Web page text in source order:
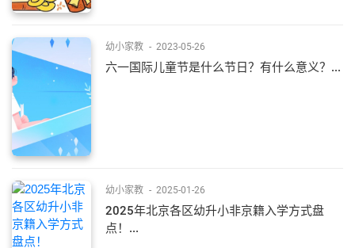
幼小家教 - 2023-05-26
六一国际儿童节是什么节日？有什么意义？...
幼小家教 - 2025-01-26
2025年北京各区幼升小非京籍入学方式盘
点！...